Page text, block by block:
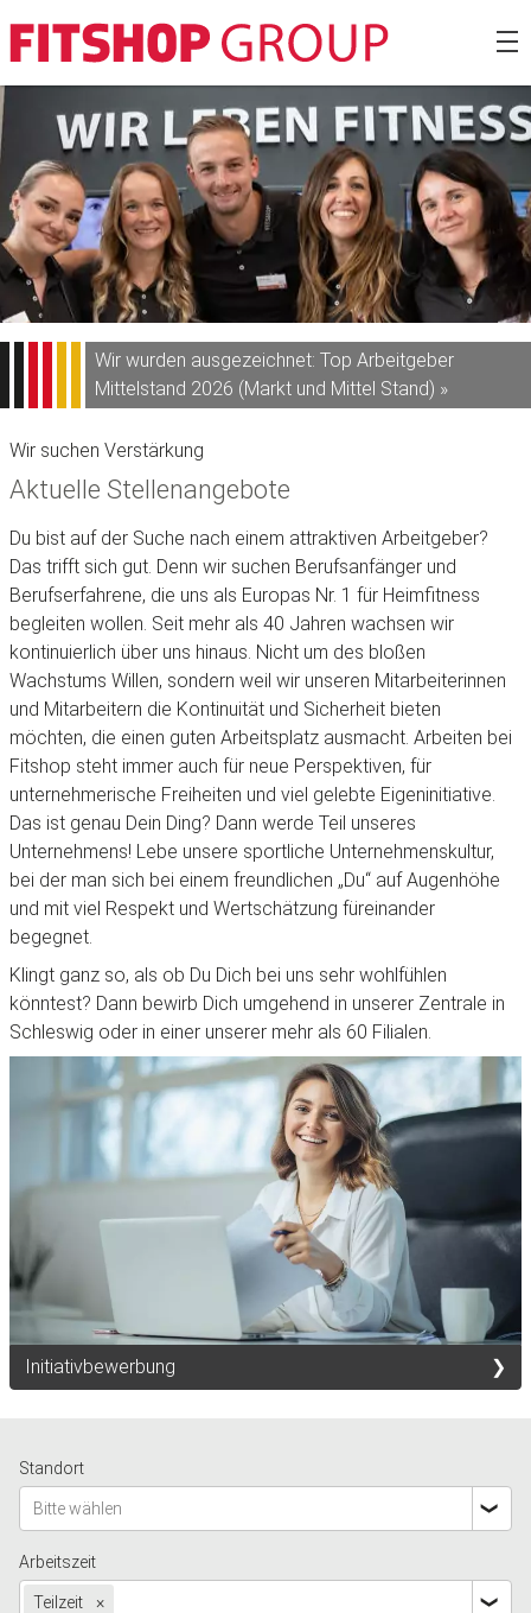
Zum
Inhalt
springen
Fitshop
Wir wurden ausgezeichnet: Top Arbeitgeber
Mittelstand 2026 (Markt und Mittel Stand) »
Wir suchen Verstärkung
Aktuelle Stellenangebote
Du bist auf der Suche nach einem attraktiven Arbeitgeber?
Das trifft sich gut. Denn wir suchen Berufsanfänger und
Berufserfahrene, die uns als Europas Nr. 1 für Heimfitness
begleiten wollen. Seit mehr als 40 Jahren wachsen wir
kontinuierlich über uns hinaus. Nicht um des bloßen
Wachstums Willen, sondern weil wir unseren Mitarbeiterinnen
und Mitarbeitern die Kontinuität und Sicherheit bieten
möchten, die einen guten Arbeitsplatz ausmacht. Arbeiten bei
Fitshop steht immer auch für neue Perspektiven, für
unternehmerische Freiheiten und viel gelebte Eigeninitiative.
Das ist genau Dein Ding? Dann werde Teil unseres
Unternehmens! Lebe unsere sportliche Unternehmenskultur,
bei der man sich bei einem freundlichen „Du“ auf Augenhöhe
und mit viel Respekt und Wertschätzung füreinander
begegnet.
Klingt ganz so, als ob Du Dich bei uns sehr wohlfühlen
könntest? Dann bewirb Dich umgehend in unserer Zentrale in
Schleswig oder in einer unserer mehr als 60 Filialen.
Initiativbewerbung
Standort
Bitte wählen
Arbeitszeit
Teilzeit ×